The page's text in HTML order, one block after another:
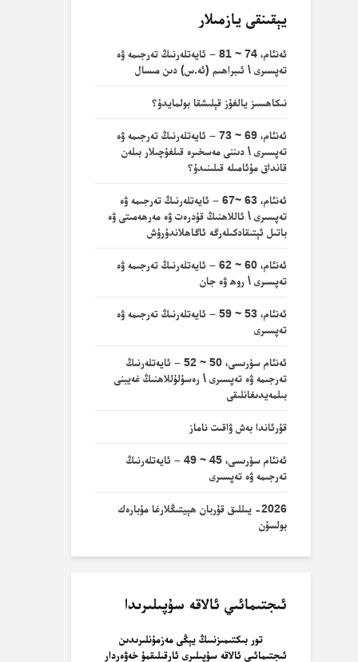
يېقىنقى يازمىلار
ئەنئام، 74 ~ 81 – ئايەتلەرنىڭ تەرجىمە ۋە
تەپسىرى \ ئىبراھىم (ئە.س) دىن مىسال
نىكاھسىز يالغۇز قېلىشقا بولمايدۇ؟
ئەنئام، 69 ~ 73 – ئايەتلەرنىڭ تەرجىمە ۋە
تەپسىرى \ دىننى مەسخىرە قىلغۇچىلار بىلەن
قانداق مۇئامىلە قىلىنىدۇ؟
ئەنئام، 63 ~67 – ئايەتلەرنىڭ تەرجىمە ۋە
تەپسىرى \ ئاللاھنىڭ قۇدرەت ۋە مەرھەمىتى ۋە
باتىل ئېتىقادكىلەرگە ئاگاھلاندۇرۇش
ئەنئام، 60 ~ 62 – ئايەتلەرنىڭ تەرجىمە ۋە
تەپسىرى \ روھ ۋە جان
ئەنئام، 53 ~ 59 – ئايەتلەرنىڭ تەرجىمە ۋە
تەپسىرى
ئەنئام سۈرىسى، 50 ~ 52 – ئايەتلەرنىڭ
تەرجىمە ۋە تەپسىرى \ رەسۇلۇللاھنىڭ غەيبنى
بىلمەيدىغانلىقى
قۇرئاندا بەش ۋاقىت ناماز
ئەنئام سۈرىسى، 45 ~ 49 – ئايەتلەرنىڭ
تەرجىمە ۋە تەپسىرى
2026- يىللىق قۇربان ھېيتىڭلارغا مۇبارەك
بولسۇن
ئىجتىمائىي ئالاقە سۇپىلىرىدا
تور بىكتىمىزنىىڭ يېڭى مەزمۇنلىرىدىن
ئىجتىمائىي ئالاقە سۇپىلىرى ئارقىلىقمۇ خەۋەردار